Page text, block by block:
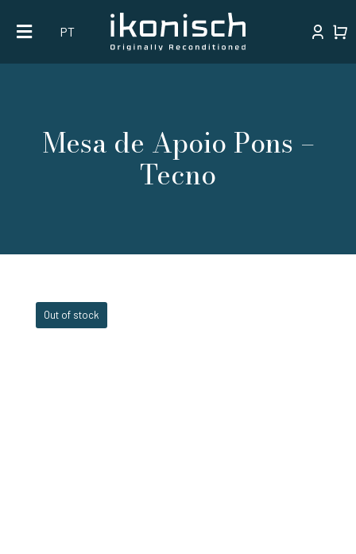
content
PT
Mesa de Apoio Pons –
Tecno
Out of stock